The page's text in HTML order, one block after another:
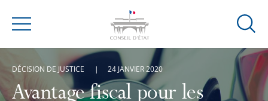
Menu
Ouvrir
de
Avantage fiscal pour les
DÉCISION DE JUSTICE 24 JANVIER 2020